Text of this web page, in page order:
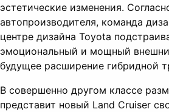
эстетические изменения.
автопроизводителя, команда
центре дизайна Toyota
эмоциональный и мощный
будущее расширение гибридной
В совершенно другом классе
представит новый Land Cruiser